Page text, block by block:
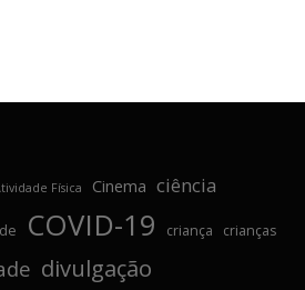
Física Cinema ciência
COVID-19 criança crianças
divulgação